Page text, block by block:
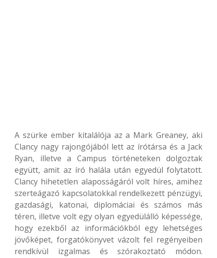
A szürke ember kitalálója az a Mark Greaney, aki
Clancy nagy rajongójából lett az írótársa és a Jack
Ryan, illetve a Campus történeteken dolgoztak
együtt, amit az író halála után egyedül folytatott.
Clancy hihetetlen alaposságáról volt híres, amihez
szerteágazó kapcsolatokkal rendelkezett pénzügyi,
gazdasági, katonai, diplomáciai és számos más
téren, illetve volt egy olyan egyedülálló képessége,
hogy ezekből az információkból egy lehetséges
jövőképet, forgatókönyvet vázolt fel regényeiben
rendkívül izgalmas és szórakoztató módon.